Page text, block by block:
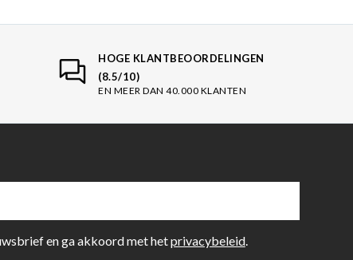
HOGE KLANTBEOORDELINGEN
(8.5/10)
EN MEER DAN 40.000 KLANTEN
en ga akkoord met hetprivacybeleid.